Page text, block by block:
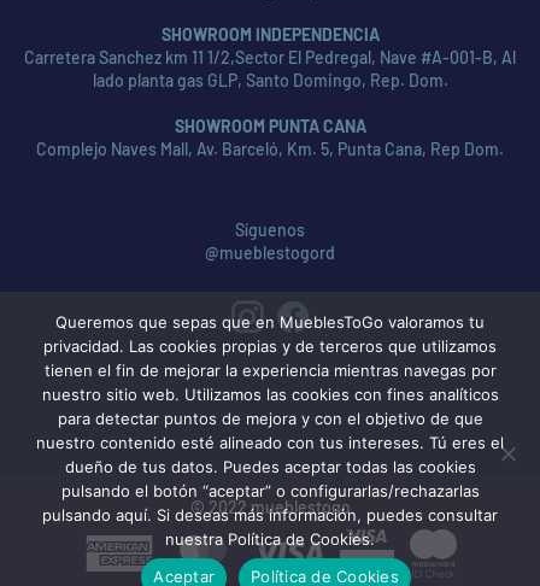
SHOWROOM INDEPENDENCIA
Carretera Sanchez km 11 1/2,Sector El Pedregal, Nave #A-001-B, Al
lado planta gas GLP, Santo Domingo, Rep. Dom.
SHOWROOM PUNTA CANA
Complejo Naves Mall, Av. Barceló, Km. 5, Punta Cana, Rep Dom.
Síguenos
@mueblestogord
American
Express
MasterCardVisa
© 2022 mueblestogo
Queremos que sepas que en MueblesToGo valoramos tu
privacidad. Las cookies propias y de terceros que utilizamos
tienen el fin de mejorar la experiencia mientras navegas por
nuestro sitio web. Utilizamos las cookies con fines analíticos
para detectar puntos de mejora y con el objetivo de que
nuestro contenido esté alineado con tus intereses. Tú eres el
dueño de tus datos. Puedes aceptar todas las cookies
pulsando el botón “aceptar” o configurarlas/rechazarlas
pulsando aquí. Si deseas más información, puedes consultar
nuestra Política de Cookies.
Aceptar
Política de Cookies